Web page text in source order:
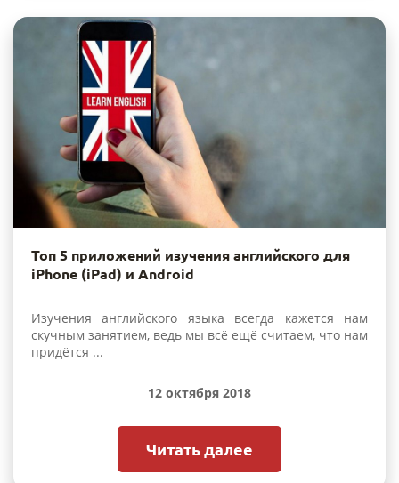
Топ 5 приложений изучения английского для
iPhone (iPad) и Android
Изучения английского языка всегда кажется нам
скучным занятием, ведь мы всё ещё считаем, что нам
придётся ...
12 октября 2018
Читать далее